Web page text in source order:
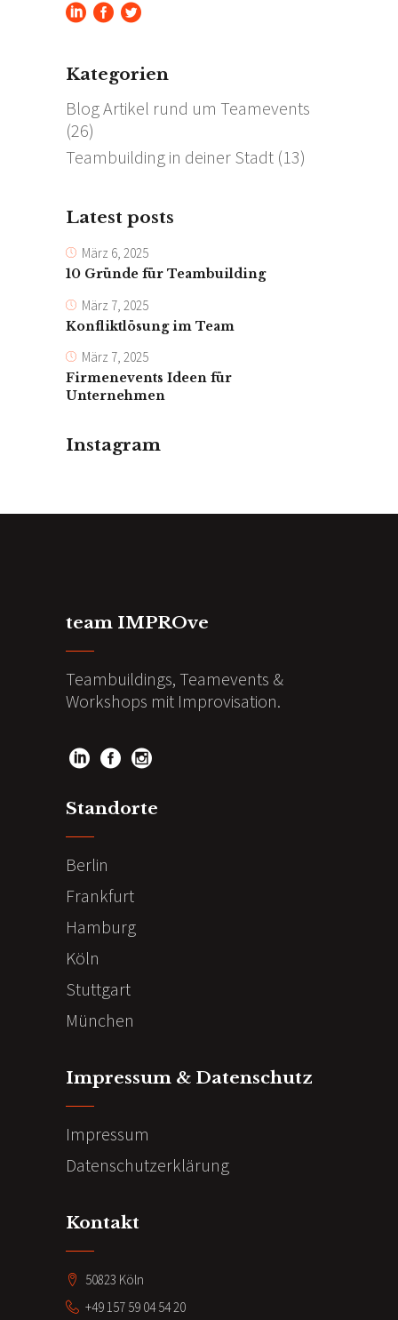
Kategorien
Blog Artikel rund um Teamevents
(26)
Teambuilding in deiner Stadt (13)
Latest posts
März 6, 2025
10 Gründe für Teambuilding
März 7, 2025
Konfliktlösung im Team
März 7, 2025
Firmenevents Ideen für
Unternehmen
Instagram
team IMPROve
Teambuildings, Teamevents &
Workshops mit Improvisation.
Standorte
Berlin
Frankfurt
Hamburg
Köln
Stuttgart
München
Impressum & Datenschutz
Impressum
Datenschutzerklärung
Kontakt
50823 Köln
+49 157 59 04 54 20